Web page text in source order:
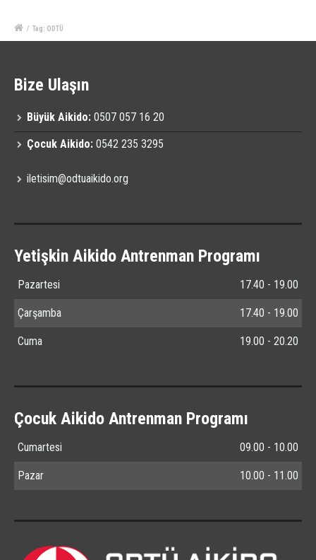
/ Tag: ODTÜ
Bize Ulaşın
Büyük Aikido: 0507 057 16 20
Çocuk Aikido: 0542 235 3295
iletisim@odtuaikido.org
Yetişkin Aikido Antrenman Programı
Pazartesi 17.40 - 19.00
Çarşamba 17.40 - 19.00
Cuma 19.00 - 20.20
Çocuk Aikido Antrenman Programı
Cumartesi 09.00 - 10.00
Pazar 10.00 - 11.00